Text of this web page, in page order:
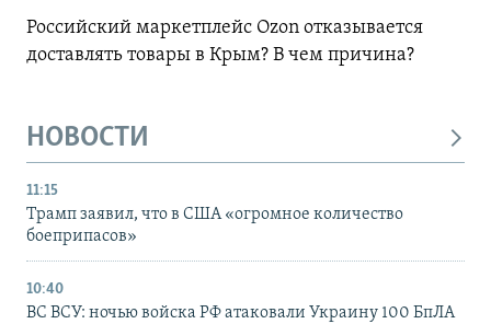
Российский маркетплейс Ozon отказывается
доставлять товары в Крым? В чем причина?
НОВОСТИ
11:15
Трамп заявил, что в США «огромное количество
боеприпасов»
10:40
ВС ВСУ: ночью войска РФ атаковали Украину 100 БпЛА